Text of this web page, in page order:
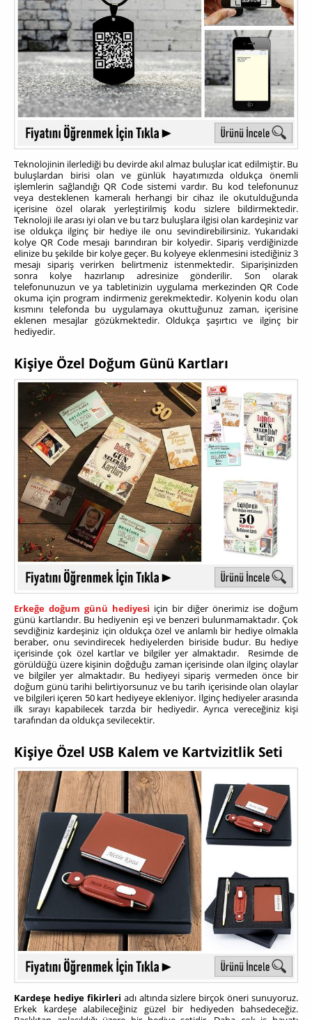
Teknolojinin ilerlediği bu devirde akıl almaz buluşlar icat edilmiştir. Bu
buluşlardan birisi olan ve günlük hayatımızda oldukça önemli
işlemlerin sağlandığı QR Code sistemi vardır. Bu kod telefonunuz
veya desteklenen kameralı herhangi bir cihaz ile okutulduğunda
içerisine özel olarak yerleştirilmiş kodu sizlere bildirmektedir.
Teknoloji ile arası iyi olan ve bu tarz buluşlara ilgisi olan kardeşiniz var
ise oldukça ilginç bir hediye ile onu sevindirebilirsiniz. Yukarıdaki
kolye QR Code mesajı barındıran bir kolyedir. Sipariş verdiğinizde
elinize bu şekilde bir kolye geçer. Bu kolyeye eklenmesini istediğiniz 3
mesajı sipariş verirken belirtmeniz istenmektedir. Siparişinizden
sonra kolye hazırlanıp adresinize gönderilir. Son olarak
telefonunuzun ve ya tabletinizin uygulama merkezinden QR Code
okuma için program indirmeniz gerekmektedir. Kolyenin kodu olan
kısmını telefonda bu uygulamaya okuttuğunuz zaman, içerisine
eklenen mesajlar gözükmektedir. Oldukça şaşırtıcı ve ilginç bir
hediyedir.
Kişiye Özel Doğum Günü Kartları
Erkeğe doğum günü hediyesi için bir diğer önerimiz ise doğum
günü kartlarıdır. Bu hediyenin eşi ve benzeri bulunmamaktadır. Çok
sevdiğiniz kardeşiniz için oldukça özel ve anlamlı bir hediye olmakla
beraber, onu sevindirecek hediyelerden biriside budur. Bu hediye
içerisinde çok özel kartlar ve bilgiler yer almaktadır. Resimde de
görüldüğü üzere kişinin doğduğu zaman içerisinde olan ilginç olaylar
ve bilgiler yer almaktadır. Bu hediyeyi sipariş vermeden önce bir
doğum günü tarihi belirtiyorsunuz ve bu tarih içerisinde olan olaylar
ve bilgileri içeren 50 kart hediyeye ekleniyor. İlginç hediyeler arasında
ilk sırayı kapabilecek tarzda bir hediyedir. Ayrıca vereceğiniz kişi
tarafından da oldukça sevilecektir.
Kişiye Özel USB Kalem ve Kartvizitlik Seti
Kardeşe hediye fikirleri adı altında sizlere birçok öneri sunuyoruz.
Erkek kardeşe alabileceğiniz güzel bir hediyeden bahsedeceğiz.